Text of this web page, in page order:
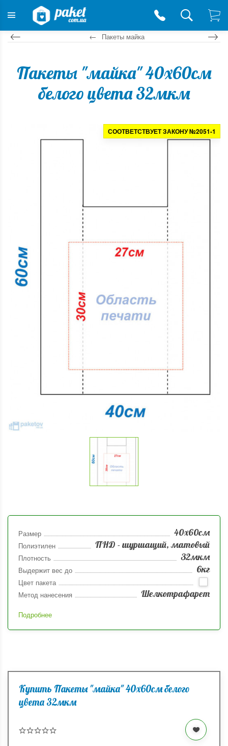
Пакеты майка
Пакеты "майка" 40х60см
белого цвета 32мкм
СООТВЕТСТВУЕТ ЗАКОНУ №2051-1
Размер 40х60см
Полиэтилен ПНД - шуршащий, матовый
Плотность 32мкм
Выдержит вес до 6кг
Цвет пакета
Метод нанесения
Шелкотрафарет
Подробнее
Купить Пакеты "майка" 40х60см белого
цвета 32мкм